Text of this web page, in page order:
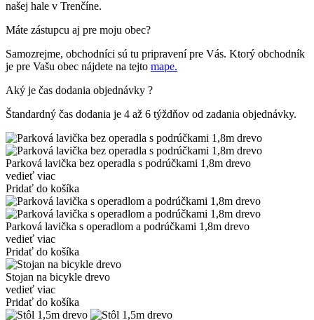
našej hale v Trenčíne.
Máte zástupcu aj pre moju obec?
Samozrejme, obchodníci sú tu pripravení pre Vás. Ktorý obchodník
je pre Vašu obec nájdete na tejto mape.
Aký je čas dodania objednávky ?
Štandardný čas dodania je 4 až 6 týždňov od zadania objednávky.
Parková lavička bez operadla s podrúčkami 1,8m drevo
vedieť viac
Pridať do košíka
Parková lavička s operadlom a podrúčkami 1,8m drevo
vedieť viac
Pridať do košíka
Stojan na bicykle drevo
vedieť viac
Pridať do košíka